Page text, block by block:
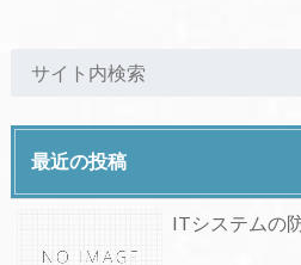
最近の投稿
ITシステムの